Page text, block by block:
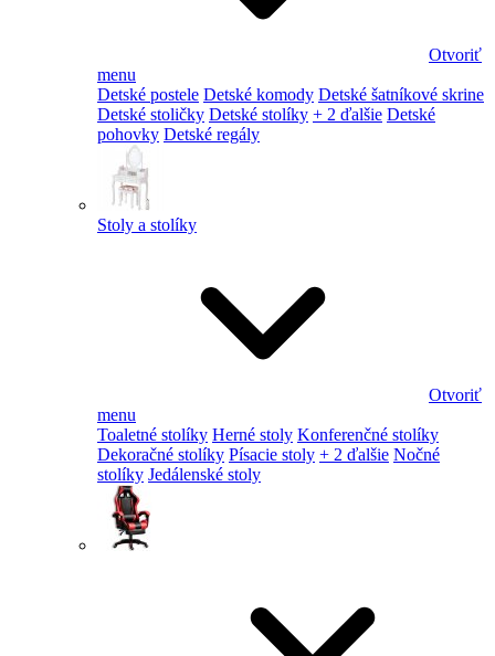
Otvoriť
menu
Detské postele Detské komody Detské šatníkové skrine
Detské stoličky Detské stolíky + 2 ďalšie Detské
pohovky Detské regály
Stoly a stolíky
Otvoriť
menu
Toaletné stolíky Herné stoly Konferenčné stolíky
Dekoračné stolíky Písacie stoly + 2 ďalšie Nočné
stolíky Jedálenské stoly